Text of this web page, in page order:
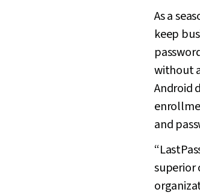
As a
keep
without
Android
and
superior